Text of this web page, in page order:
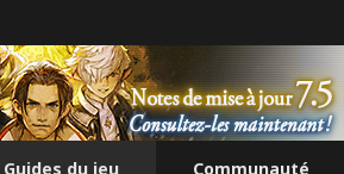
Guides du jeu Communauté